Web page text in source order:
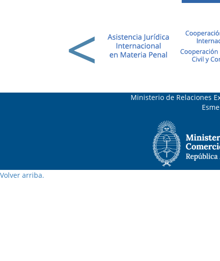
Ministerio de Relaciones
Volver arriba.